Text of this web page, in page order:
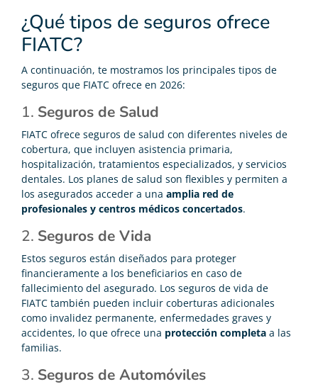
¿Qué tipos de seguros ofrece
FIATC?
A continuación, te mostramos los principales tipos de
seguros que FIATC ofrece en 2026:
1. Seguros de Salud
FIATC ofrece seguros de salud con diferentes niveles de
cobertura, que incluyen asistencia primaria,
hospitalización, tratamientos especializados, y servicios
dentales. Los planes de salud son flexibles y permiten a
los asegurados acceder a una amplia red de
profesionales y centros médicos concertados.
2. Seguros de Vida
Estos seguros están diseñados para proteger
financieramente a los beneficiarios en caso de
fallecimiento del asegurado. Los seguros de vida de
FIATC también pueden incluir coberturas adicionales
como invalidez permanente, enfermedades graves y
accidentes, lo que ofrece una protección completa a las
familias.
3. Seguros de Automóviles